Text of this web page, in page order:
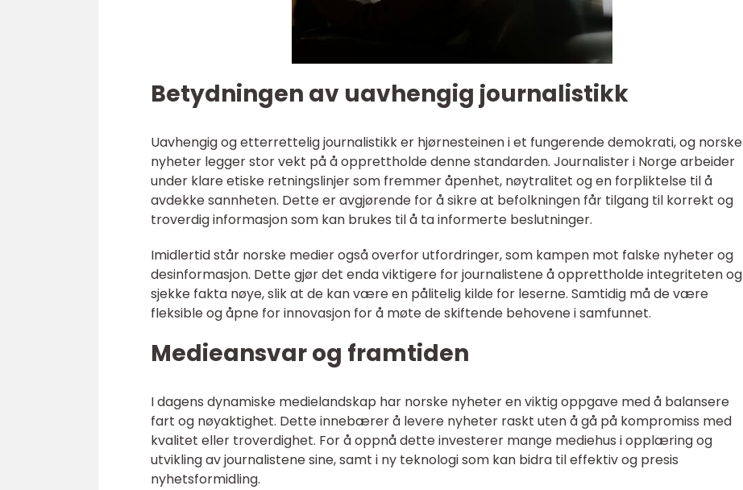
Betydningen av uavhengig journalistikk
Uavhengig og etterrettelig journalistikk er hjørnesteinen i et fungerende demokrati, og norske
nyheter legger stor vekt på å opprettholde denne standarden. Journalister i Norge arbeider
under klare etiske retningslinjer som fremmer åpenhet, nøytralitet og en forpliktelse til å
avdekke sannheten. Dette er avgjørende for å sikre at befolkningen får tilgang til korrekt og
troverdig informasjon som kan brukes til å ta informerte beslutninger.
Imidlertid står norske medier også overfor utfordringer, som kampen mot falske nyheter og
desinformasjon. Dette gjør det enda viktigere for journalistene å opprettholde integriteten og
sjekke fakta nøye, slik at de kan være en pålitelig kilde for leserne. Samtidig må de være
fleksible og åpne for innovasjon for å møte de skiftende behovene i samfunnet.
Medieansvar og framtiden
I dagens dynamiske medielandskap har norske nyheter en viktig oppgave med å balansere
fart og nøyaktighet. Dette innebærer å levere nyheter raskt uten å gå på kompromiss med
kvalitet eller troverdighet. For å oppnå dette investerer mange mediehus i opplæring og
utvikling av journalistene sine, samt i ny teknologi som kan bidra til effektiv og presis
nyhetsformidling.